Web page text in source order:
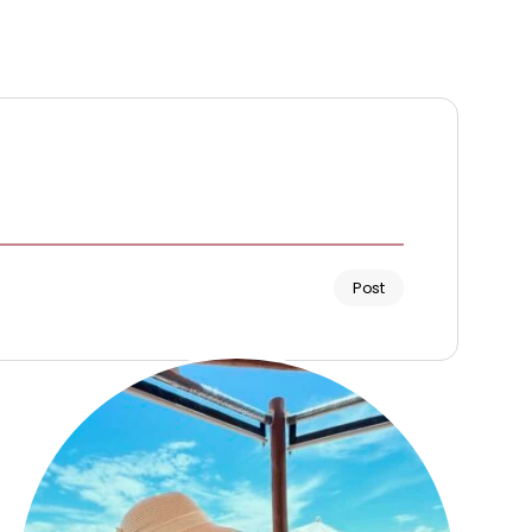
Post
Renata Fernandes